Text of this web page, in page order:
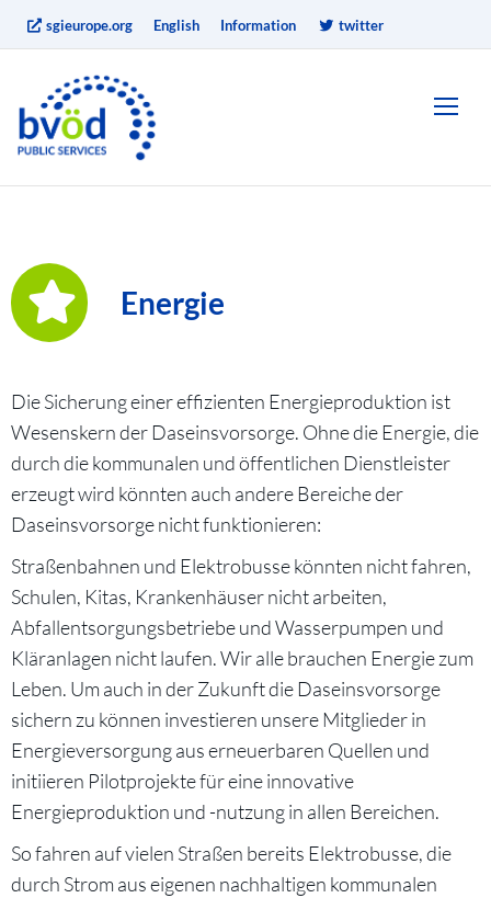
sgieurope.org English Information twitter
Energie
Die Sicherung einer effizienten Energieproduktion ist
Wesenskern der Daseinsvorsorge. Ohne die Energie, die
durch die kommunalen und öffentlichen Dienstleister
erzeugt wird könnten auch andere Bereiche der
Daseinsvorsorge nicht funktionieren:
Straßenbahnen und Elektrobusse könnten nicht fahren,
Schulen, Kitas, Krankenhäuser nicht arbeiten,
Abfallentsorgungsbetriebe und Wasserpumpen und
Kläranlagen nicht laufen. Wir alle brauchen Energie zum
Leben. Um auch in der Zukunft die Daseinsvorsorge
sichern zu können investieren unsere Mitglieder in
Energieversorgung aus erneuerbaren Quellen und
initiieren Pilotprojekte für eine innovative
Energieproduktion und -nutzung in allen Bereichen.
So fahren auf vielen Straßen bereits Elektrobusse, die
durch Strom aus eigenen nachhaltigen kommunalen